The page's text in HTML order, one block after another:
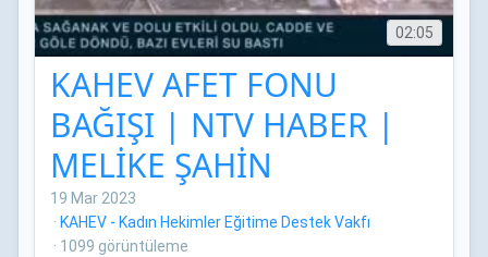
02:05
KAHEV AFET FONU
BAĞIŞI | NTV HABER |
MELİKE ŞAHİN
19 Mar 2023
· KAHEV - Kadın Hekimler Eğitime Destek Vakfı
· 1099 görüntüleme